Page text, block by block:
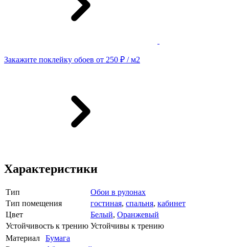
Закажите поклейку обоев от 250 ₽ / м2
Характеристики
Тип
Обои в рулонах
Тип помещения
гостиная, спальня, кабинет
Цвет
Белый, Оранжевый
Устойчивость к трению Устойчивы к трению
Материал
Бумага